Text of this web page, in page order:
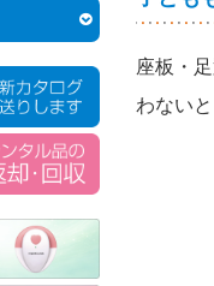
座板・
わない